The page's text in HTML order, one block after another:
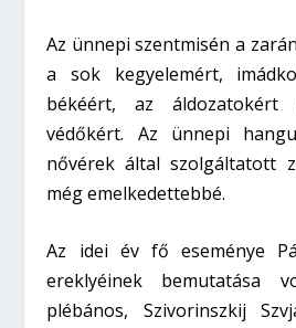
Az ünnepi szentmisén a
a sok kegyelemért,
békéért, az
védőkért. Az ünnepi
nővérek által szolgáltatott
még emelkedettebbé.
Az idei év fő eseménye
ereklyéinek bemutatása
plébános, Szivorinszkij